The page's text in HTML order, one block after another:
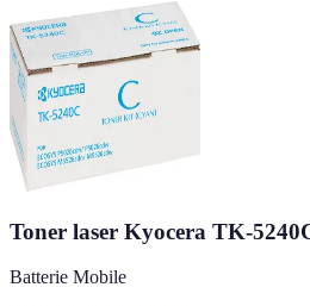
Toner laser Kyocera TK-
Batterie Mobile